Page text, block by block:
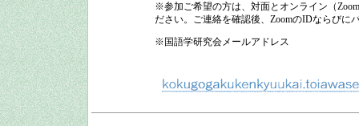
※参加ご希望の方は、対面とオンライン（
ださい。ご連絡を確認後、ZoomのIDならびに
※国語学研究会メールアドレス